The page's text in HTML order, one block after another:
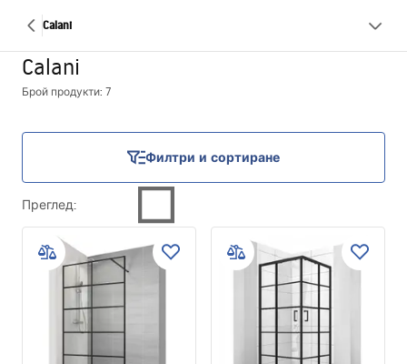
Calani
Calani
Брой продукти: 7
Филтри и сортиране
Преглед: